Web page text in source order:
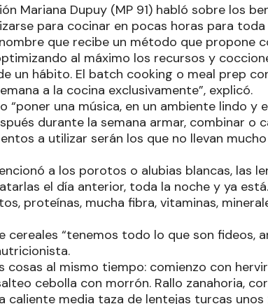
Mariana Dupuy (MP 91) habló sobre los
para cocinar en pocas horas para toda
que recibe un método que propone
al máximo los recursos y
un hábito. El batch cooking o meal prep
a la cocina exclusivamente”, explicó.
“poner una música, en un ambiente lindo y
durante la semana armar, combinar o
a utilizar serán los que no llevan
a los porotos o alubias blancas, las
el día anterior, toda la noche y ya
proteínas, mucha fibra, vitaminas,
cereales “tenemos todo lo que son fideos,
cosas al mismo tiempo: comienzo con
cebolla con morrón. Rallo zanahoria,
caliente media taza de lentejas turcas